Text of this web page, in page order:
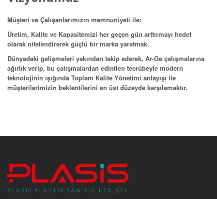
Müşteri ve Çalışanlarımızın memnuniyeti ile;
Üretim, Kalite ve Kapasitemizi her geçen gün arttırmayı hedef
olarak nitelendirerek güçlü bir marka yaratmak.
Dünyadaki gelişmeleri yakından takip ederek, Ar-Ge çalışmalarına
ağırlık verip, bu çalışmalardan edinilen tecrübeyle modern
teknolojinin ışığında Toplam Kalite Yönetimi anlayışı ile
müşterilerimizin beklentilerini en üst düzeyde karşılamaktır.